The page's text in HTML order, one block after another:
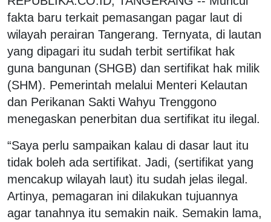
fakta baru terkait pemasangan pagar laut di
wilayah perairan Tangerang. Ternyata, di lautan
yang dipagari itu sudah terbit sertifikat hak
guna bangunan (SHGB) dan sertifikat hak milik
(SHM). Pemerintah melalui Menteri Kelautan
dan Perikanan Sakti Wahyu Trenggono
menegaskan penerbitan dua sertifikat itu ilegal.
“Saya perlu sampaikan kalau di dasar laut itu
tidak boleh ada sertifikat. Jadi, (sertifikat yang
mencakup wilayah laut) itu sudah jelas ilegal.
Artinya, pemagaran ini dilakukan tujuannya
agar tanahnya itu semakin naik. Semakin lama,